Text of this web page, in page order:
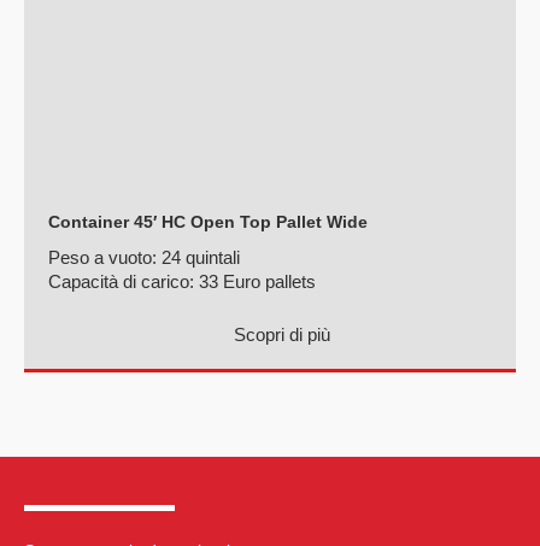
Container 45′ HC Open Top Pallet Wide
Peso a vuoto: 24 quintali
Capacità di carico: 33 Euro pallets
Scopri di più